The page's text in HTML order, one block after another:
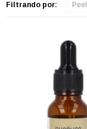
Filtrando por: